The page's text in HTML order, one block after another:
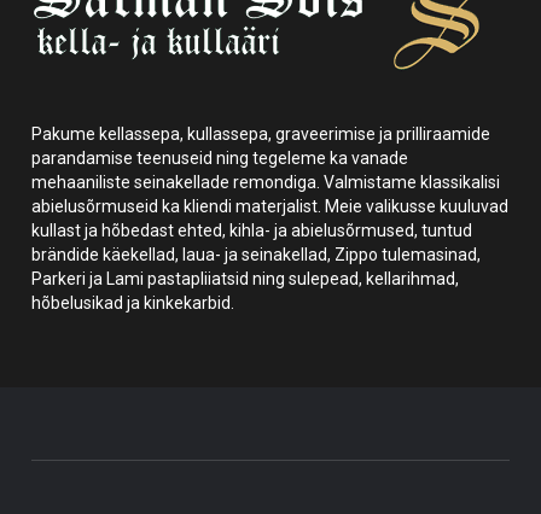
Pakume kellassepa, kullassepa, graveerimise ja prilliraamide
parandamise teenuseid ning tegeleme ka vanade
mehaaniliste seinakellade remondiga. Valmistame klassikalisi
abielusõrmuseid ka kliendi materjalist. Meie valikusse kuuluvad
kullast ja hõbedast ehted, kihla- ja abielusõrmused, tuntud
brändide käekellad, laua- ja seinakellad, Zippo tulemasinad,
Parkeri ja Lami pastapliiatsid ning sulepead, kellarihmad,
hõbelusikad ja kinkekarbid.